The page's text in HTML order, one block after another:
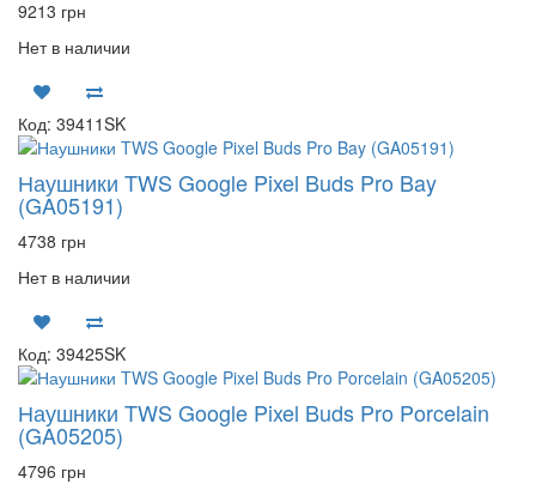
9213 грн
Нет в наличии
Код: 39411SK
Наушники TWS Google Pixel Buds Pro Bay
(GA05191)
4738 грн
Нет в наличии
Код: 39425SK
Наушники TWS Google Pixel Buds Pro Porcelain
(GA05205)
4796 грн